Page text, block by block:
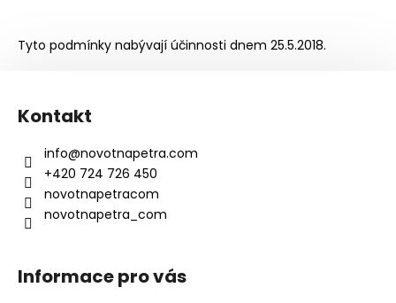
Tyto podmínky nabývají účinnosti dnem 25.5.2018.
Kontakt
info@novotnapetra.com
+420 724 726 450
novotnapetracom
novotnapetra_com
Informace pro vás